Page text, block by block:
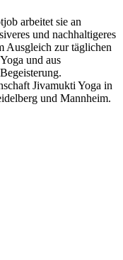
arbeitet sie an
und nachhaltigeres
Ausgleich zur täglichen
und aus
Jivamukti Yoga in
und Mannheim.